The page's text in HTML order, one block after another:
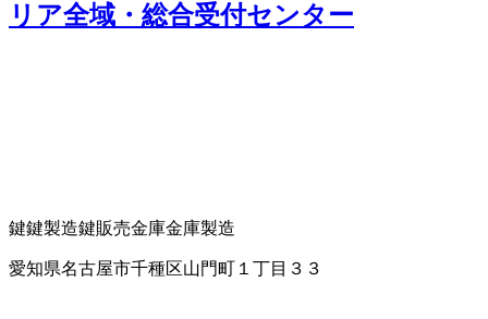
リア全域・総合受付センター
鍵鍵製造鍵販売金庫金庫製造
愛知県名古屋市千種区山門町１丁目３３